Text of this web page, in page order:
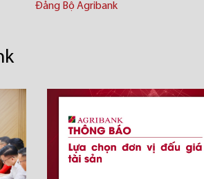
Đảng Bộ Agribank